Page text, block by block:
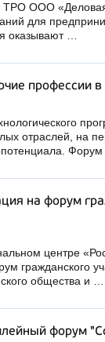
ТРО ООО
для
оказывают …
профессии
отраслей, на
потенциала.
на форум
центре
гражданского
общества и …
форум